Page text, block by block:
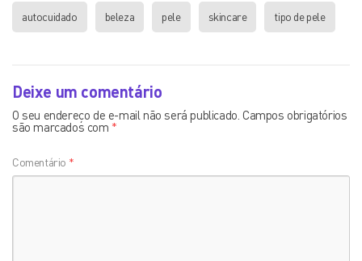
autocuidado beleza pele skincare tipo de pele
Deixe um comentário
O seu endereço de e-mail não será publicado. Campos obrigatórios
são marcados com *
Comentário *